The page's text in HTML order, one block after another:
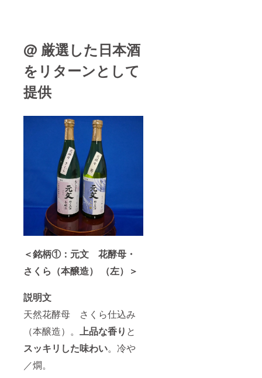
@ 厳選した日本酒
をリターンとして
提供
＜銘柄①：元文 花酵母・
さくら（本醸造） （左）＞
説明文
天然花酵母 さくら仕込み
（本醸造）。
上品な香り と
スッキリした味わい。冷や
／燗。